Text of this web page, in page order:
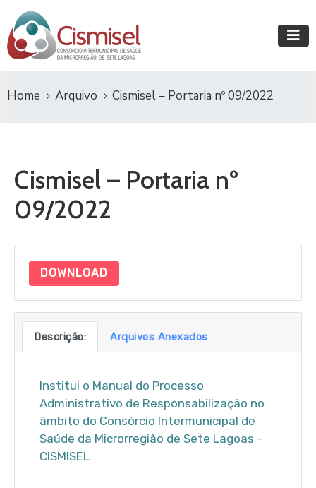
Home Arquivo Cismisel – Portaria nº 09/2022
Cismisel – Portaria nº
09/2022
DOWNLOAD
Descrição: Arquivos Anexados
Institui o Manual do Processo
Administrativo de Responsabilização no
âmbito do Consórcio Intermunicipal de
Saúde da Microrregião de Sete Lagoas -
CISMISEL